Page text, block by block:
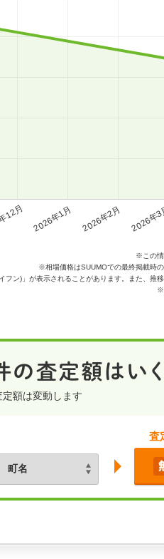
12月 2026年1月 2026年2月 2026年
※この情
※相場価格はSUUMOでの最終掲載時
ン)」が表示されることがあります。また、推
※
額は変動します
査